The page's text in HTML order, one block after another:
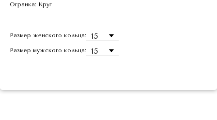
Размер женского кольца:
Размер мужского кольца:
Огранка: Круг